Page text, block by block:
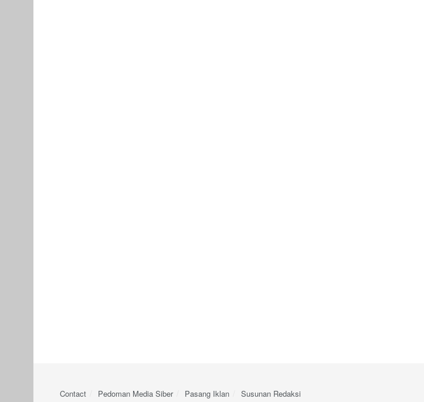
Contact Pedoman Media Siber Pasang Iklan Susunan Redaksi